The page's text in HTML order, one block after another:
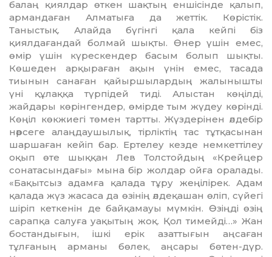
балаң қиялдар өткен шақтың еншісінде қалып,
армандаған Алматыға да жеттік. Көрістік.
Таныстық. Алайда бүгінгі қала кейпі біз
қиялдағандай болмай шықты. Өнер үшін емес,
өмір үшін күрескендер басым болып шықты.
Көшеден арқыраған ақын үнін емес, тасада
тиынын санаған қайыршылардың жалынышты
үні құлаққа түрпідей тиді. Алыстан көңілді,
жайдары көрінгендер, өмірде тым жүдеу көрінді.
Көңіл көкжиегі төмен тартты. Жүздерінен әлдебір
нәрсеге алаңдаушылық, тірліктің тас тұтқасынан
шаршаған кейіп бар. Ертелеу кезде немкеттілеу
оқып өте шыққан Лев Толстойдың «Крейцер
сонатасындағы» мына бір жолдар ойға оралады.
«Бақытсыз адамға қалада тұру жеңілірек. Адам
қалада жүз жасаса да өзінің әлде­қашан өліп, сүйегі
шіріп кеткенін де байқамауы мүмкін. Өзіңді өзің
сарапқа салуға уақытың жоқ. Қол тимейді…» Жан
бостандығын, ішкі ерік азаттығын аңсаған
тұлғаның арманы бөлек, аңсары бөтен-дүр.